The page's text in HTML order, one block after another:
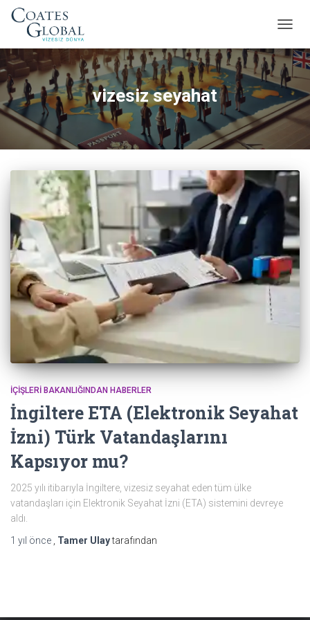
AÇ/
vizesiz seyahat
İÇIŞLERI BAKANLIĞINDAN HABERLER
İngiltere ETA (Elektronik Seyahat
İzni) Türk Vatandaşlarını
Kapsıyor mu?
2025 yılı itibarıyla İngiltere, vizesiz seyahat eden tüm ülke
vatandaşları için Elektronik Seyahat İzni (ETA) sistemini devreye
aldı.
1 yıl önce Tamer Ulaytarafından